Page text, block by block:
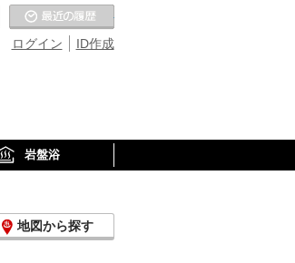
ID作成
ログイン
お気に入りの温泉
岩盤浴
地図から探す